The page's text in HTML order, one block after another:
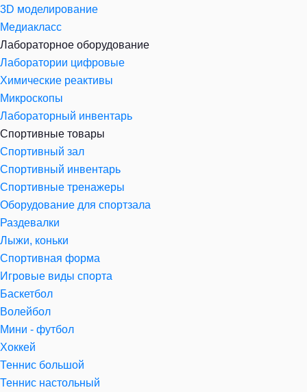
3D моделирование
Медиакласс
Лабораторное оборудование
Лаборатории цифровые
Химические реактивы
Микроскопы
Лабораторный инвентарь
Спортивные товары
Спортивный зал
Спортивный инвентарь
Спортивные тренажеры
Оборудование для спортзала
Раздевалки
Лыжи, коньки
Спортивная форма
Игровые виды спорта
Баскетбол
Волейбол
Мини - футбол
Хоккей
Теннис большой
Теннис настольный